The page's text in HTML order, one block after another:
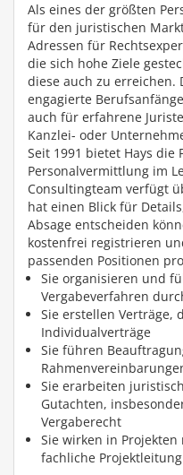
Als eines der größten
für den juristischen
Adressen für
die sich hohe Ziele
diese auch zu
engagierte
auch für erfahrene
Kanzlei- oder
Seit 1991 bietet Hays die
Personalvermittlung im
Consultingteam verfügt
hat einen Blick für
Absage entscheiden
kostenfrei registrieren
passenden Positionen
Sie organisieren und
Vergabeverfahren
Sie erstellen Verträge,
Individualverträge
Sie führen
Sie erarbeiten
Gutachten,
Vergaberecht
Sie wirken in
fachliche Projektleitung